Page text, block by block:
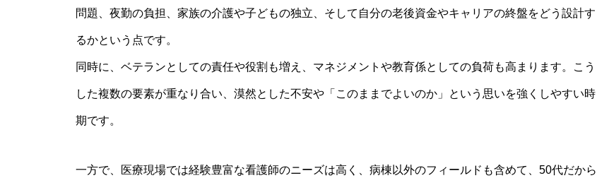
問題、夜勤の負担、家族の介護や子どもの独立、そして自分の老後資金やキャリアの終盤をどう設計す
るかという点です。
同時に、ベテランとしての責任や役割も増え、マネジメントや教育係としての負荷も高まります。こう
した複数の要素が重なり合い、漠然とした不安や「このままでよいのか」という思いを強くしやすい時
期です。
一方で、医療現場では経験豊富な看護師のニーズは高く、病棟以外のフィールドも含めて、50代だから